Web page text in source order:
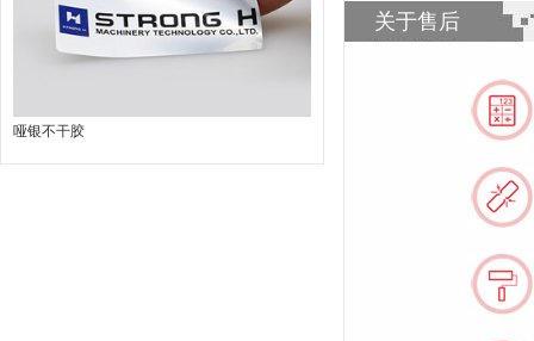
哑银不干胶
关于售后